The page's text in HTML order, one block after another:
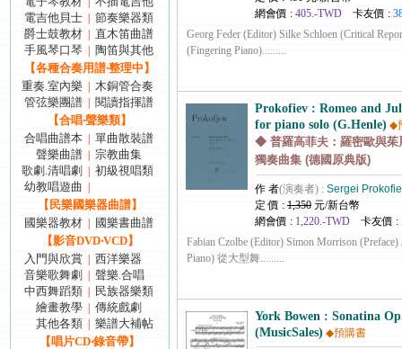
電吉他貝士
節奏樂器類
爵士鼓教材
直木笛曲譜
手風琴口琴
陶笛與其他
【各種合奏用譜‧整理中】
重奏.室內樂
木銅管合奏
管弦樂團譜
閱讀指揮譜
【合唱‧聲樂類】
合唱曲譜本
單曲散裝譜
聲樂曲譜
宗教曲集
歌劇.清唱劇
初級視唱類
幼教唱遊曲
【民樂國樂器曲譜】
國樂器教材
國樂書曲譜
【影音DVD‧VCD】
入門與欣賞
西洋樂器
音樂歌舞劇
聲樂.合唱
中西舞蹈類
民族器樂類
繪畫教學
傳統戲劇
其他各類
樂譜大補帖
【唱片CD‧錄音帶】
網會價 : 405.-TWD 卡友價 :
Georg Feder (Editor) Silke Schloen (Critical
(Fingering Piano).........
Prokofiev : Romeo and
for piano solo (G.Henle) ◆
◆ 普羅高菲夫：羅密歐與茱
獨奏曲集 (德國原典版)
作 者(演奏者) : Sergei
定 價 : 1,350 元/新台幣
網會價 : 1,220.-TWD 卡友價 :
Fabian Czolbe (Editor) Simon Morrison
Piano) 從大型舞.........
York Bowen : Sonatina
(MusicSales) ◆預購書